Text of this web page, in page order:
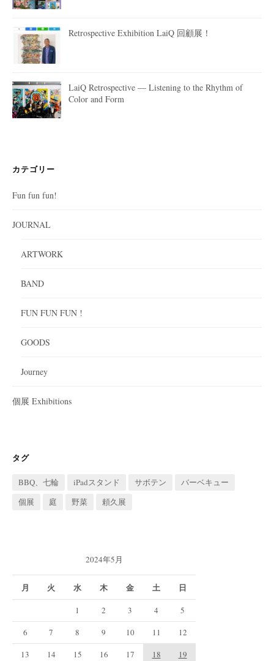
Retrospective Exhibition LaiQ 回顧展！
LaiQ Retrospective — Listening to the Rhythm of
Color and Form
カテゴリー
Fun fun fun!
JOURNAL
ARTWORK
BAND
FUN FUN FUN !
GOODS
Journey
個展 Exhibitions
タグ
BBQ、七輪 iPadスタンド サボテン
バーベキュー
個展
庭 野菜 頼久展
2024年5月
月 火 水 木 金 土 日
1 2 3 4
5
6
7 8 9 10 11
12
13
14 15 16 17 18 19